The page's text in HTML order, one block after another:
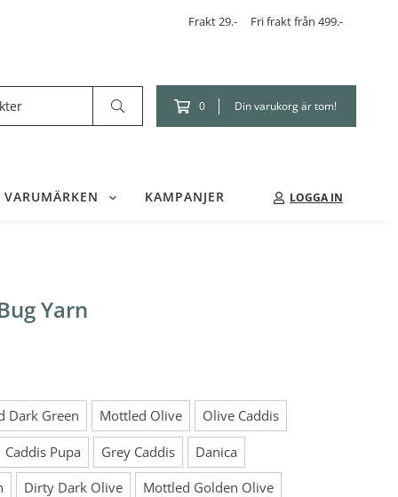
Frakt 29.- Fri frakt från 499.-
0 Din varukorg är tom!
VARUMÄRKEN KAMPANJER LOGGA IN
Yarn
Dark Green Mottled Olive Olive Caddis
Caddis Pupa Grey Caddis
Danica
Dirty Dark Olive
Mottled Golden Olive